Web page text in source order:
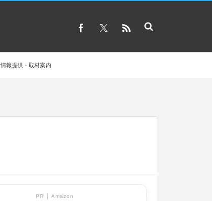
情報提供・取材案内
PR │ Amazon